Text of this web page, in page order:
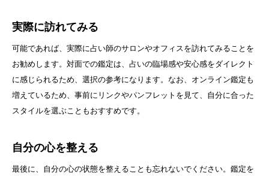
実際に訪れてみる
可能であれば、実際に占い師のサロンやオフィスを訪れてみることを
お勧めします。対面での鑑定は、占いの臨場感や安心感をダイレクト
に感じられるため、選択の参考になります。なお、オンライン鑑定も
増えているため、事前にリンクやパンフレットを見て、自分に合った
スタイルを選ぶこともおすすめです。
自分の心を整える
最後に、自分の心の状態を整えることも忘れないでください。鑑定を